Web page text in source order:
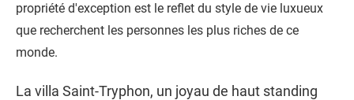
propriété d'exception est le reflet du style de vie luxueux
que recherchent les personnes les plus riches de ce
monde.
La villa Saint-Tryphon, un joyau de haut standing